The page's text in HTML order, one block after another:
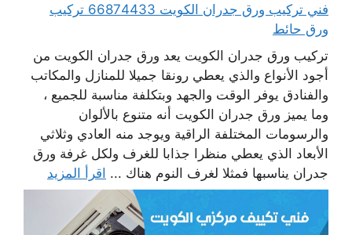
فني تركيب ورق جدران الكويت 66874433 تركيب
ورق حائط
تركيب ورق جدران الكويت يعد ورق جدران الكويت من
أجود الأنواع والذي يعطي رونقا جميلا للمنازل والمكاتب
والفنادق يوفر الوقت والجهد وبتكلفة مناسبة للجميع ،
وما يميز ورق جدران الكويت أنه متنوع بالألوان
والرسومات المختلفة الراقية ويوجد منه العادي وثلاثي
الأبعاد الذي يعطي منظرا جذابا للغرف ولكل غرفة ورق
جدران يناسبها فمثلا لغرف النوم هناك ... اقرأ المزيد